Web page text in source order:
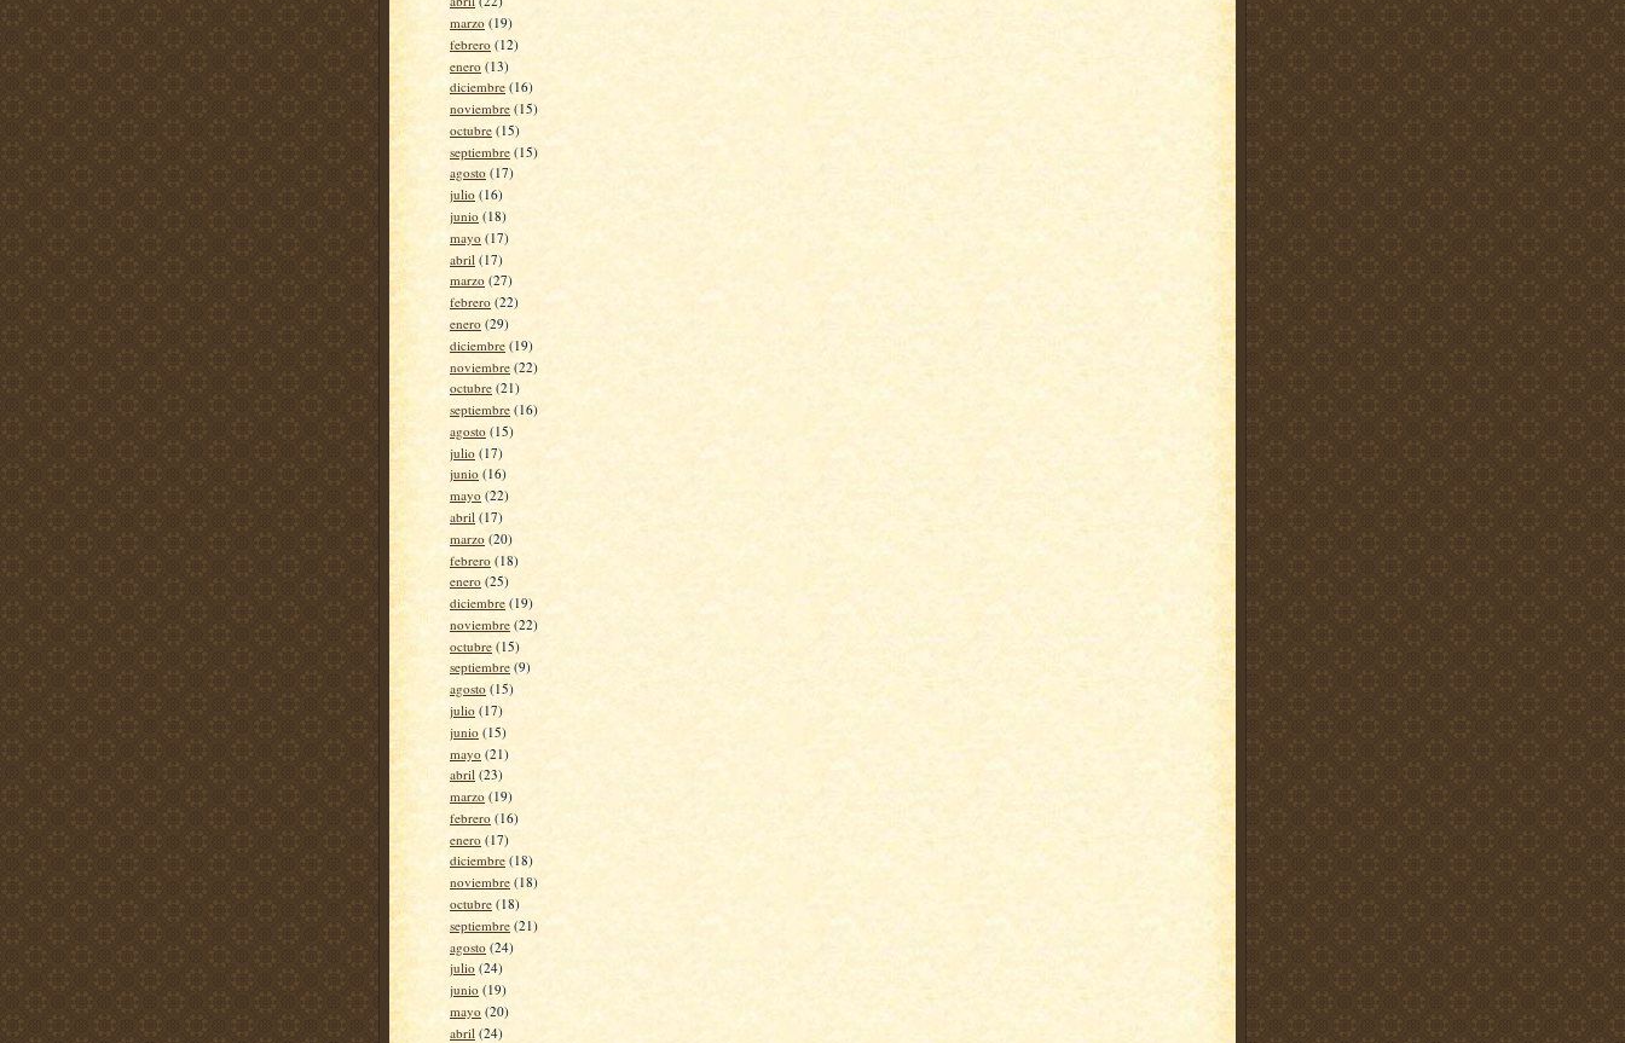
marzo (19)
febrero (12)
enero (13)
diciembre (16)
noviembre (15)
octubre (15)
septiembre (15)
agosto (17)
julio (16)
junio (18)
mayo (17)
abril (17)
marzo (27)
febrero (22)
enero (29)
diciembre (19)
noviembre (22)
octubre (21)
septiembre (16)
agosto (15)
julio (17)
junio (16)
mayo (22)
abril (17)
marzo (20)
febrero (18)
enero (25)
diciembre (19)
noviembre (22)
octubre (15)
septiembre (9)
agosto (15)
julio (17)
junio (15)
mayo (21)
abril (23)
marzo (19)
febrero (16)
enero (17)
diciembre (18)
noviembre (18)
octubre (18)
septiembre (21)
agosto (24)
julio (24)
junio (19)
mayo (20)
abril (24)